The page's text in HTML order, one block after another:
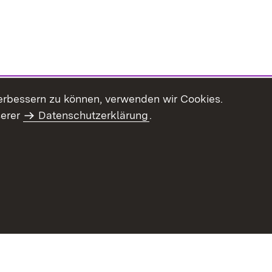
zu können, verwenden wir Cookies.
Datenschutzerklärung.